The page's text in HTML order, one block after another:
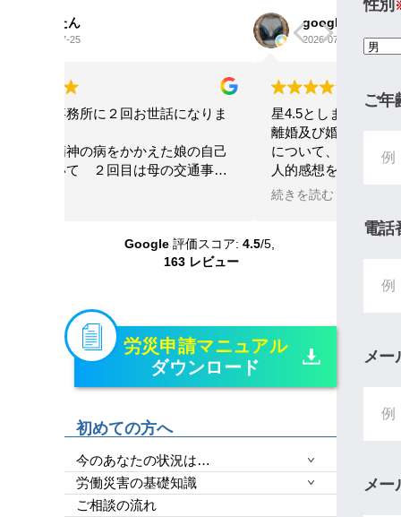
星4.5とします。
離婚及び婚姻費用、養育費、不倫など
について、女性の為にテクニック、個
人的感想を参考にと書きます。大宮駅
前から少し歩いた大きなビルの13階に
護士さんは、平栗弁護士です。LINEの
レスポンスは良いですが、沢山掛け持
変わった様に別人になります。あまり
機嫌悪そうなら、ヤオコーの安いかり
ん糖か、栄養ドリンク1本あげれば優し
くなります！！そして、夫の不倫、不
定行為については、証拠のハードルが
YouTubeで｢ダンベルHERO｣を見ると
わかりやすいです。感情論は有効では
なく完全なる証拠一択と、弁護士の力
量によると思います。ですので文章で
端的に経緯をまとめ持参していくと有
交通
ただ
Google 評価スコア: 4.5/5,
163 レビュー
労災申請マニュアル
ダウンロード
初めての方へ
今のあなたの状況は…
労働災害の基礎知識
ご相談の流れ
性別
ご年
電話
メー
メー